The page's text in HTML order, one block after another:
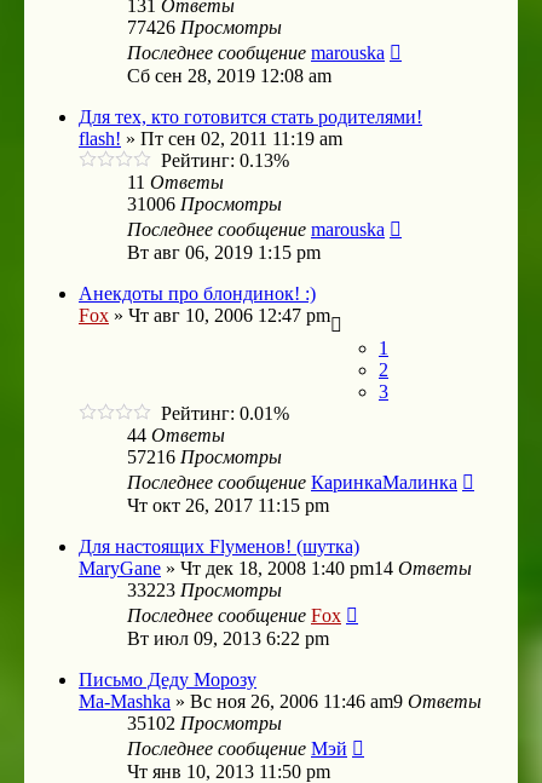
131 Ответы
77426 Просмотры
Последнее сообщение marouska
Сб сен 28, 2019 12:08 am
Для тех, кто готовится стать родителями!
flash! » Пт сен 02, 2011 11:19 am
Рейтинг: 0.13%
11 Ответы
31006 Просмотры
Последнее сообщение marouska
Вт авг 06, 2019 1:15 pm
Анекдоты про блондинок! :)
Fox » Чт авг 10, 2006 12:47 pm
1
2
3
Рейтинг: 0.01%
44 Ответы
57216 Просмотры
Последнее сообщение КаринкаМалинка
Чт окт 26, 2017 11:15 pm
Для настоящих Flyменов! (шутка)
MaryGane » Чт дек 18, 2008 1:40 pm14 Ответы
33223 Просмотры
Последнее сообщение Fox
Вт июл 09, 2013 6:22 pm
Письмо Деду Морозу
Ma-Mashka » Вс ноя 26, 2006 11:46 am9 Ответы
35102 Просмотры
Последнее сообщение Мэй
Чт янв 10, 2013 11:50 pm